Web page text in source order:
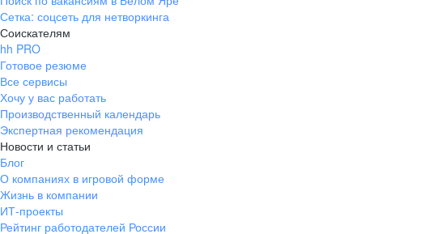
Сетка: соцсеть для нетворкинга
Соискателям
hh PRO
Готовое резюме
Все сервисы
Хочу у вас работать
Производственный календарь
Экспертная рекомендация
Новости и статьи
Блог
О компаниях в игровой форме
Жизнь в компании
ИТ-проекты
Рейтинг работодателей России